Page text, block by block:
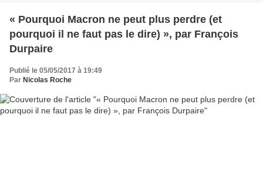
« Pourquoi Macron ne peut plus perdre (et
pourquoi il ne faut pas le dire) », par François
Durpaire
Publié le 05/05/2017 à 19:49
Par Nicolas Roche